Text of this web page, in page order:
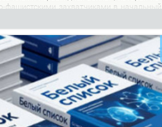
фа­шист­ски­ми за­хват­чи­ка­ми в на­чаль­ный